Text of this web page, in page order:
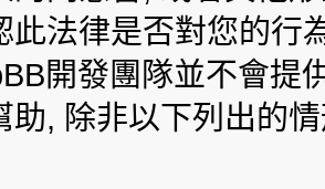
此法律是否對您的行
開發團隊並不會提
助, 除非以下列出的